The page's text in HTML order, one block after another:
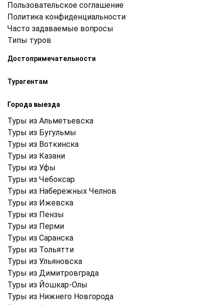
Пользовательское соглашение
Политика конфиденциальности
Часто задаваемые вопросы
Типы туров
Достопримечательности
Турагентам
Города выезда
Туры из Альметьевска
Туры из Бугульмы
Туры из Воткинска
Туры из Казани
Туры из Уфы
Туры из Чебоксар
Туры из Набережных Челнов
Туры из Ижевска
Туры из Пензы
Туры из Перми
Туры из Саранска
Туры из Тольятти
Туры из Ульяновска
Туры из Димитровграда
Туры из Йошкар-Олы
Туры из Нижнего Новгорода